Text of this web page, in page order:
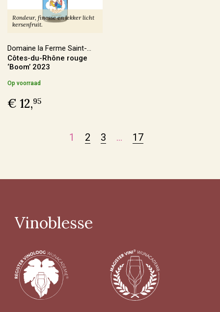
Ja(51)
Sulfiet
Sulfiet minimaal
Alcohol Percentage
< 12,6%(37)
Biologisch certifcaat
Ja(125)
Rondeur, finesse en lekker licht
kersenfruit.
Domaine la Ferme Saint-
Martin
Côtes-du-Rhône rouge
‘Boom’ 2023
Op voorraad
€ 12,95
1 2 3 … 17
Vinoblesse